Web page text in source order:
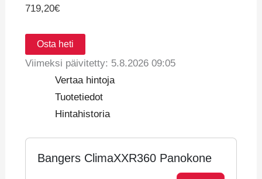
719,20€
Osta heti
Viimeksi päivitetty: 5.8.2026 09:05
Vertaa hintoja
Tuotetiedot
Hintahistoria
Bangers ClimaXXR360 Panokone